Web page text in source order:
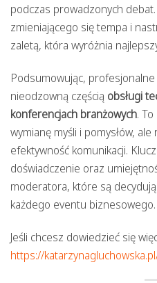
podczas prowadzonych
zmieniającego się tempa i
zaletą, która wyróżnia
Podsumowując, profesjonalne
nieodzowną częścią obsługi
konferencjach branżowych.
wymianę myśli i pomysłów,
efektywność komunikacji.
doświadczenie oraz
moderatora, które są
każdego eventu biznesowego.
Jeśli chcesz dowiedzieć się
https://